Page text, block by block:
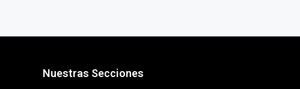
Nuestras Secciones